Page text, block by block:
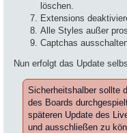
löschen.
Extensions
Alle Styles außer
Captchas
Nun erfolgt das Update
Sicherheitshalber sollte
des Boards
späteren Update des
und ausschließen zu